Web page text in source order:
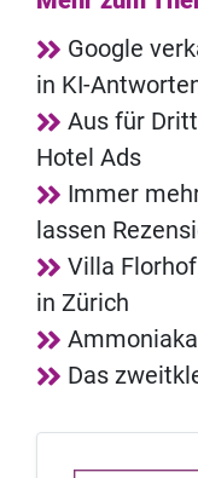
Google
in KI-
Aus für
Hotel Ads
Immer
lassen
Villa
in Zürich
Das